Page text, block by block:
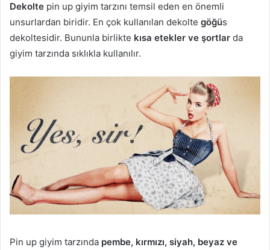
Dekolte pin up giyim tarzını temsil eden en önemli
unsurlardan biridir. En çok kullanılan dekolte göğüs
dekoltesidir. Bununla birlikte kısa etekler ve şortlar da
giyim tarzında sıklıkla kullanılır.
Pin up giyim tarzında pembe, kırmızı, siyah, beyaz ve